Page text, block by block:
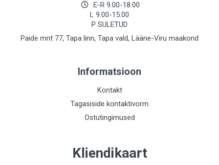
E-R 9.00-18.00
L 9.00-15.00
P SULETUD
Paide mnt 77, Tapa linn, Tapa vald, Lääne-Viru maakond
Informatsioon
Kontakt
Tagasiside kontaktivorm
Ostutingimused
Kliendikaart